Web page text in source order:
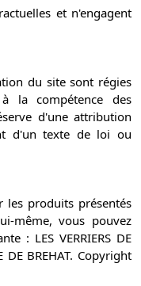
et n'engagent
du site sont régies
la compétence des
d'une attribution
d'un texte de loi ou
produits présentés
même, vous pouvez
: LES VERRIERS DE
DE BREHAT. Copyright